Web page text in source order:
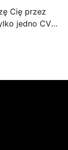
Cię przez
jedno CV i